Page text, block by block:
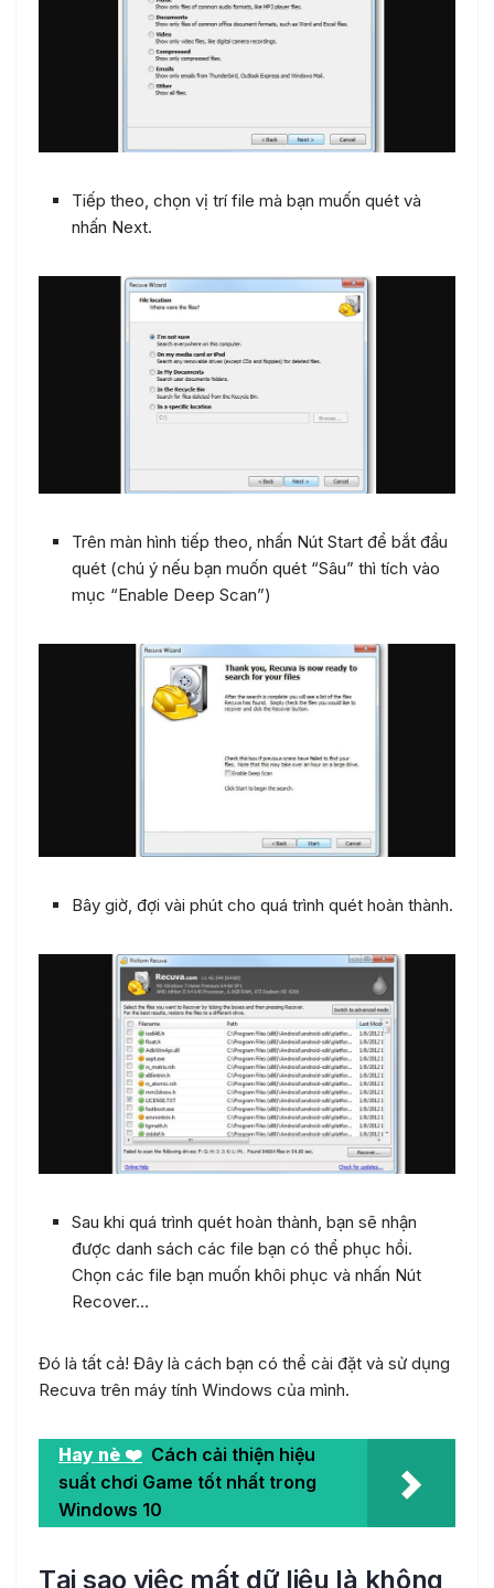
Tiếp theo, chọn vị trí file mà bạn muốn quét và
nhấn Next.
Trên màn hình tiếp theo, nhấn Nút Start để bắt đầu
quét (chú ý nếu bạn muốn quét “Sâu” thì tích vào
mục “Enable Deep Scan”)
Bây giờ, đợi vài phút cho quá trình quét hoàn thành.
Sau khi quá trình quét hoàn thành, bạn sẽ nhận
được danh sách các file bạn có thể phục hồi.
Chọn các file bạn muốn khôi phục và nhấn Nút
Recover…
Đó là tất cả! Đây là cách bạn có thể cài đặt và sử dụng
Recuva trên máy tính Windows của mình.
Hay nè ❤️ Cách cải thiện hiệu
suất chơi Game tốt nhất trong
Windows 10
Tại sao việc mất dữ liệu là không